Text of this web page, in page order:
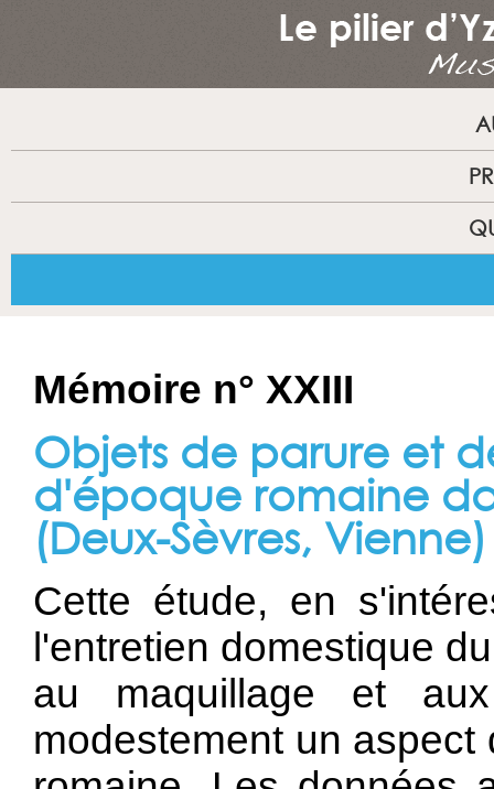
Mémoire n° XXIII
Objets de parure et
d'époque romaine
(Deux-Sèvres, Vienne)
Cette étude, en
l'entretien domestique
au maquillage et
modestement un